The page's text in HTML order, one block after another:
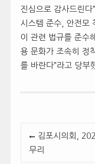
진심으로 감사드린다
시스템 준수, 안전모
이 관련 법규를 준수
용 문화가 조속히 정
를 바란다”라고 당부
김포시의회,
무리